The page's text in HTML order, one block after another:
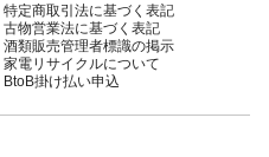
特定商取引法に基づく表記
古物営業法に基づく表記
酒類販売管理者標識の掲示
家電リサイクルについて
BtoB掛け払い申込